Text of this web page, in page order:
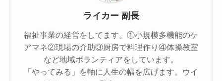
ライカー 副長
福祉事業の経営をしてます。①小規模多機能のケ
アマネ②現場の介助③厨房で料理作り④体操教室
など地域ボランティアをしています。
「やってみる」を軸に人生の幅を広げます。ウイ